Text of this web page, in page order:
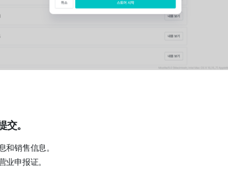
。
和销售信息。
业申报证。